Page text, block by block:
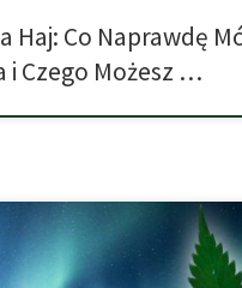
Haj: Co Naprawdę
i Czego Możesz …
przedstawił projekt ustawy